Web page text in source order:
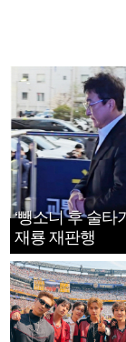
‘뺑소니 후 술타
재룡 재판행